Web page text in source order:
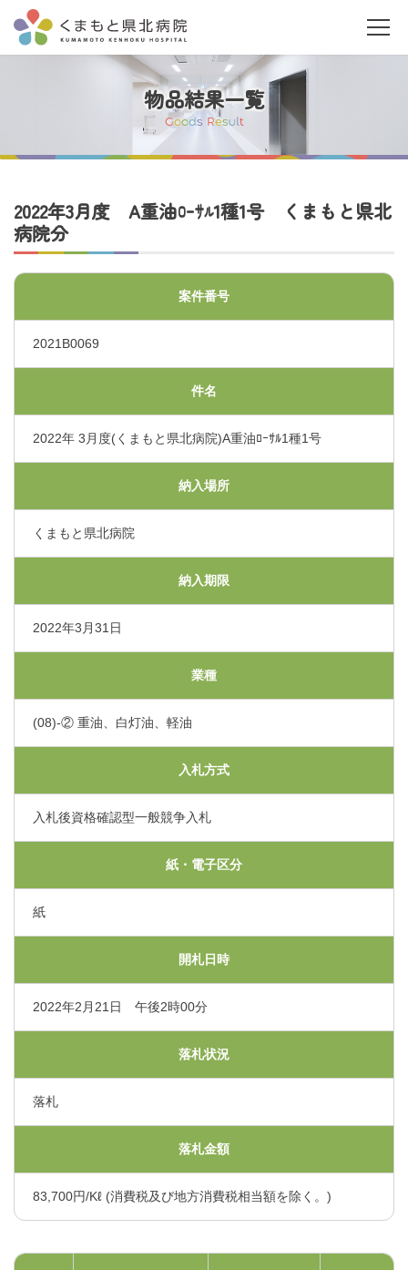
物品結果一覧
Goods Result
2022年3月度 A重油ﾛｰｻﾙ1種1号 くまもと県北
病院分
案件番号
2021B0069
件名
2022年 3月度(くまもと県北病院)A重油ﾛｰｻﾙ1種1号
納入場所
くまもと県北病院
納入期限
2022年3月31日
業種
(08)-② 重油、白灯油、軽油
入札方式
入札後資格確認型一般競争入札
紙・電子区分
紙
開札日時
2022年2月21日 午後2時00分
落札状況
落札
落札金額
83,700円/Kℓ (消費税及び地方消費税相当額を除く。)
当院について
診療科・部門案内
医療関係者の皆さまへ
交通アクセス
お問い合わせ
〒865-0005 熊本県玉名市玉名550番地
0968-73-5000
プライバシーポリシー
くまもと県北病院会議室等使用規則（pdf）